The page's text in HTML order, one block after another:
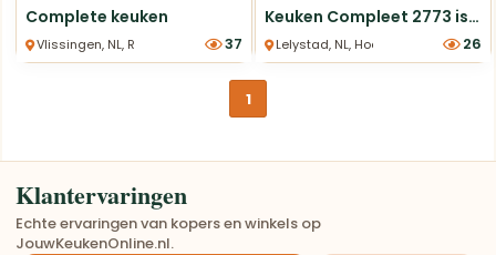
Complete keuken
Vlissingen, NL, Rechte Keukens37
Keuken Compleet 2773 is nu afgeprijsd van €2349 naar €1699
Lelystad, NL, Hoek Keukens 26
1
Klantervaringen
Echte ervaringen van kopers en winkels op
JouwKeukenOnline.nl.